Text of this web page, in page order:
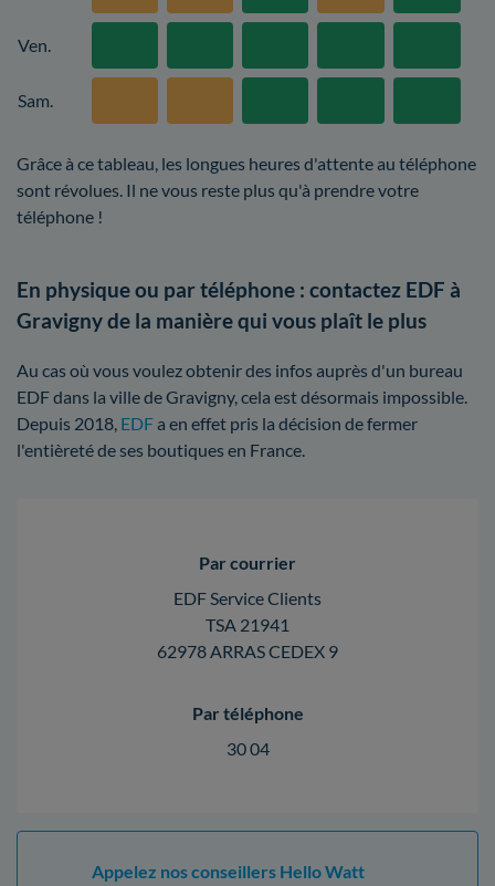
Ven.
Sam.
Grâce à ce tableau, les longues heures d'attente au téléphone
sont révolues. Il ne vous reste plus qu'à prendre votre
téléphone !
En physique ou par téléphone : contactez EDF à
Gravigny de la manière qui vous plaît le plus
Au cas où vous voulez obtenir des infos auprès d'un bureau
EDF dans la ville de Gravigny, cela est désormais impossible.
Depuis 2018, EDFa en effet pris la décision de fermer
l'entièreté de ses boutiques en France.
Par courrier
EDF Service Clients
TSA 21941
62978 ARRAS CEDEX 9
Par téléphone
30 04
Appelez nos conseillers Hello Watt